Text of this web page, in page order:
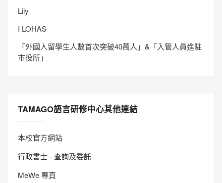
Lily
I LOHAS
「外國人留學生人數首次突破40萬人」&「入管人員進駐
市役所」
TAMAGO語言研修中心其他連結
本校官方網站
行政書士 - 查詢及委託
MeWe 專頁